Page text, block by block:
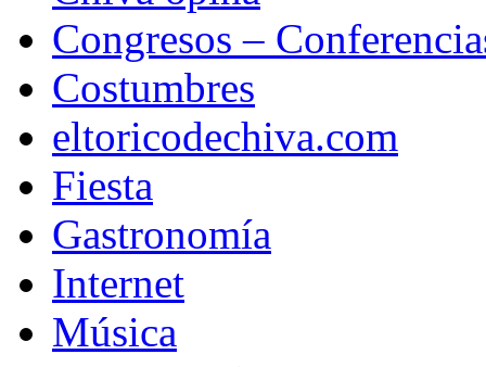
Congresos –
Costumbres
eltoricodechiva.com
Fiesta
Gastronomía
Internet
Música